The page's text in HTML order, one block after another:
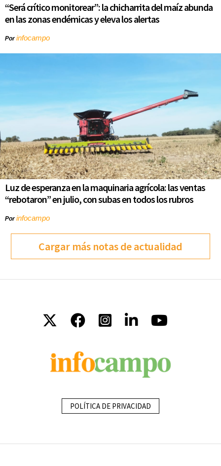
“Será crítico monitorear”: la chicharrita del maíz abunda
en las zonas endémicas y eleva los alertas
Porinfocampo
Luz de esperanza en la maquinaria agrícola: las ventas
“rebotaron” en julio, con subas en todos los rubros
Porinfocampo
Cargar más notas de actualidad
POLÍTICA DE PRIVACIDAD